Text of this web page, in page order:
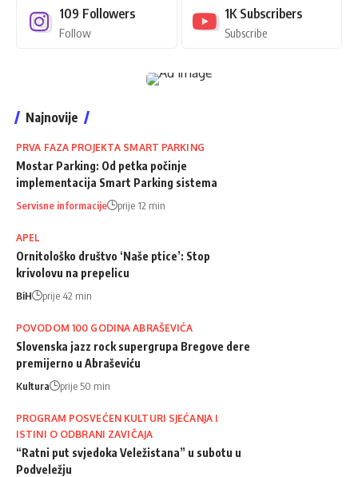
109 Followers
Follow
1K Subscribers
Subscribe
Najnovije
PRVA FAZA PROJEKTA SMART PARKING
Mostar Parking: Od petka počinje
implementacija Smart Parking sistema
Servisne informacije prije 12 min
APEL
Ornitološko društvo ‘Naše ptice’: Stop
krivolovu na prepelicu
BiH prije 42 min
POVODOM 100 GODINA ABRAŠEVIĆA
Slovenska jazz rock supergrupa Bregove dere
premijerno u Abraševiću
Kultura prije 50 min
PROGRAM POSVEĆEN KULTURI SJEĆANJA I
ISTINI O ODBRANI ZAVIČAJA
“Ratni put svjedoka Veležistana” u subotu u
Podveležju